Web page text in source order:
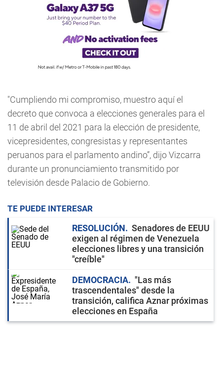
"Cumpliendo mi compromiso, muestro aquí el
decreto que convoca a elecciones generales para el
11 de abril del 2021 para la elección de presidente,
vicepresidentes, congresistas y representantes
peruanos para el parlamento andino”, dijo Vizcarra
durante un pronunciamiento transmitido por
televisión desde Palacio de Gobierno.
TE PUEDE INTERESAR
RESOLUCIÓN
Senadores de EEUU
exigen al régimen de Venezuela
elecciones libres y una transición
"creíble"
DEMOCRACIA
"Las más
trascendentales" desde la
transición, califica Aznar próximas
elecciones en España